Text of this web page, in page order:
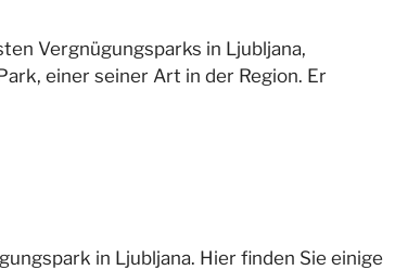
Vergnügungsparks in Ljubljana,
einer seiner Art in der Region. Er
in Ljubljana. Hier finden Sie einige